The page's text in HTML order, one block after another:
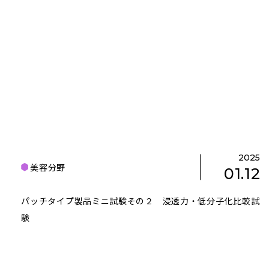
美容分野
2025
01.12
パッチタイプ製品ミニ試験その２ 浸透力・低分子化比較試
験